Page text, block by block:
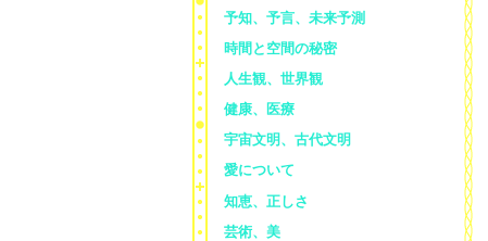
予知、予言、未来予測
時間と空間の秘密
人生観、世界観
健康、医療
宇宙文明、古代文明
愛について
知恵、正しさ
芸術、美